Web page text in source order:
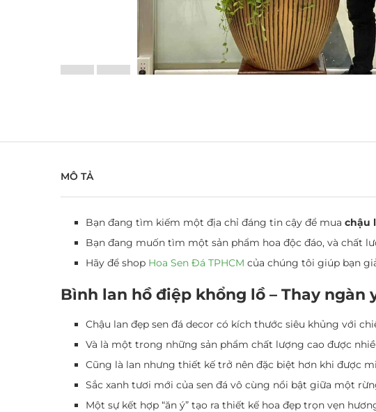
MÔ TẢ
Bạn đang tìm kiếm một địa chỉ đáng tin cậy để mua chậu
Bạn đang muốn tìm một sản phẩm hoa độc đáo, và chất
Hãy để shop Hoa Sen Đá TPHCM của chúng tôi giúp bạn
Bình lan hồ điệp khổng lồ – Thay ngàn
Chậu lan đẹp sen đá decor có kích thước siêu khủng với
Và là một trong những sản phẩm chất lượng cao được
Cũng là lan nhưng thiết kế trở nên đặc biệt hơn khi được
Sắc xanh tươi mới của sen đá vô cùng nổi bật giữa một
Một sự kết hợp “ăn ý” tạo ra thiết kế hoa đẹp trọn vẹn